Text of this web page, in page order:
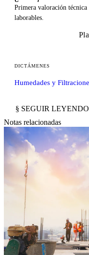
Primera valoración técnica
laborables.
DICTÁMENES
Humedades y
§ SEGUIR LEYENDO
Notas relacionadas